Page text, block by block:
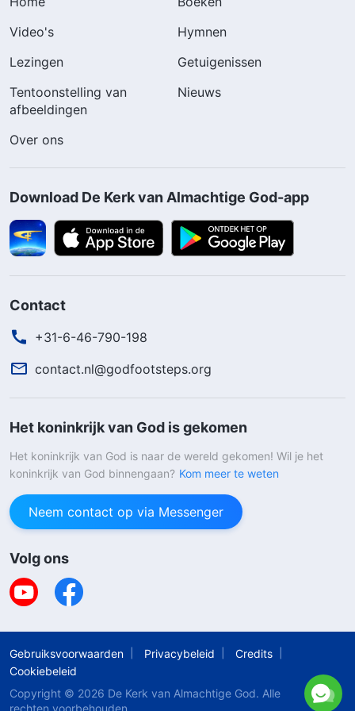
Video's
Hymnen
Lezingen
Getuigenissen
Tentoonstelling van
afbeeldingen
Nieuws
Over ons
Download De Kerk van Almachtige God-app
Contact
+31-6-46-790-198
contact.nl@godfootsteps.org
Het koninkrijk van God is gekomen
Het koninkrijk van God is naar de wereld gekomen! Wil je het
koninkrijk van God binnengaan? Kom meer te weten
Neem contact op via Messenger
Volg ons
Gebruiksvoorwaarden Privacybeleid
Credits
Cookiebeleid
Copyright © 2026 De Kerk van Almachtige God. Alle